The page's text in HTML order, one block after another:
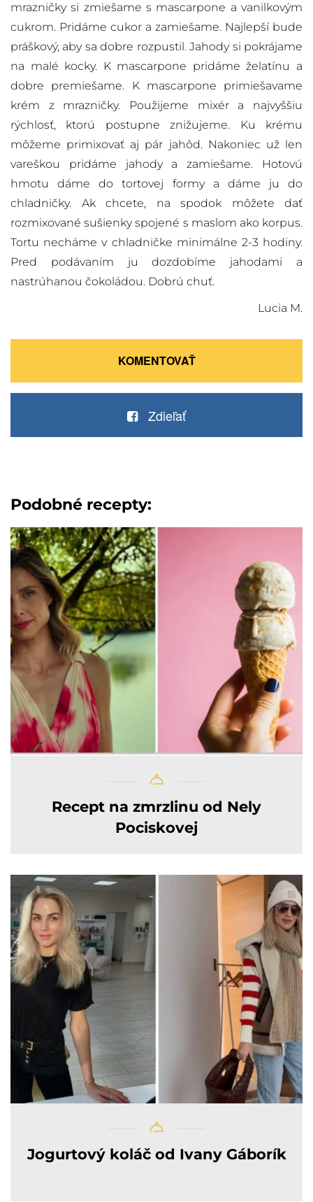
mrazničky si zmiešame s mascarpone a vanilkovým
cukrom. Pridáme cukor a zamiešame. Najlepší bude
práškový, aby sa dobre rozpustil. Jahody si pokrájame
na malé kocky. K mascarpone pridáme želatínu a
dobre premiešame. K mascarpone primiešavame
krém z mrazničky. Použijeme mixér a najvyššiu
rýchlosť, ktorú postupne znižujeme. Ku krému
môžeme primixovať aj pár jahôd. Nakoniec už len
vareškou pridáme jahody a zamiešame. Hotovú
hmotu dáme do tortovej formy a dáme ju do
chladničky. Ak chcete, na spodok môžete dať
rozmixované sušienky spojené s maslom ako korpus.
Tortu necháme v chladničke minimálne 2-3 hodiny.
Pred podávaním ju dozdobíme jahodami a
nastrúhanou čokoládou. Dobrú chuť.
Lucia M.
KOMENTOVAŤ
Zdieľať
Podobné recepty:
Recept na zmrzlinu od Nely
Pociskovej
Jogurtový koláč od Ivany Gáborík